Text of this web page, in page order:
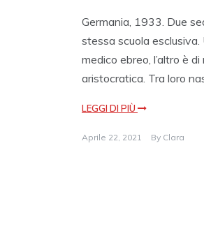
Germania, 1933. Due
stessa scuola esclusiva.
medico ebreo, l’altro è
aristocratica. Tra loro
LEGGI DI PIÙ
Aprile 22, 2021 By Clara